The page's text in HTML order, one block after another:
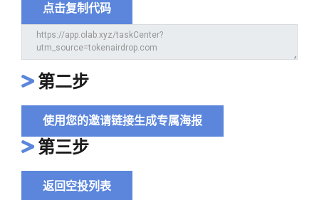
点击复制代码
第二步
使用您的邀请链接生成专属海报
第三步
返回空投列表